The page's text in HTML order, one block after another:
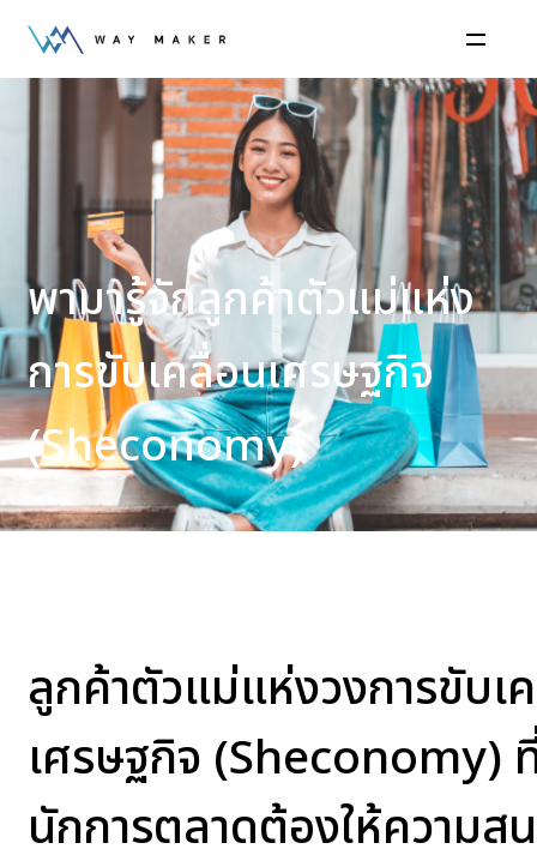
พามารู้จักลูกค้าตัวแม่แห่ง
การขับเคลื่อนเศรษฐกิจ
(Sheconomy)
ลูกค้าตัวแม่แห่งวงการขับเ
เศรษฐกิจ (Sheconomy)
นักการตลาดต้องให้ความส